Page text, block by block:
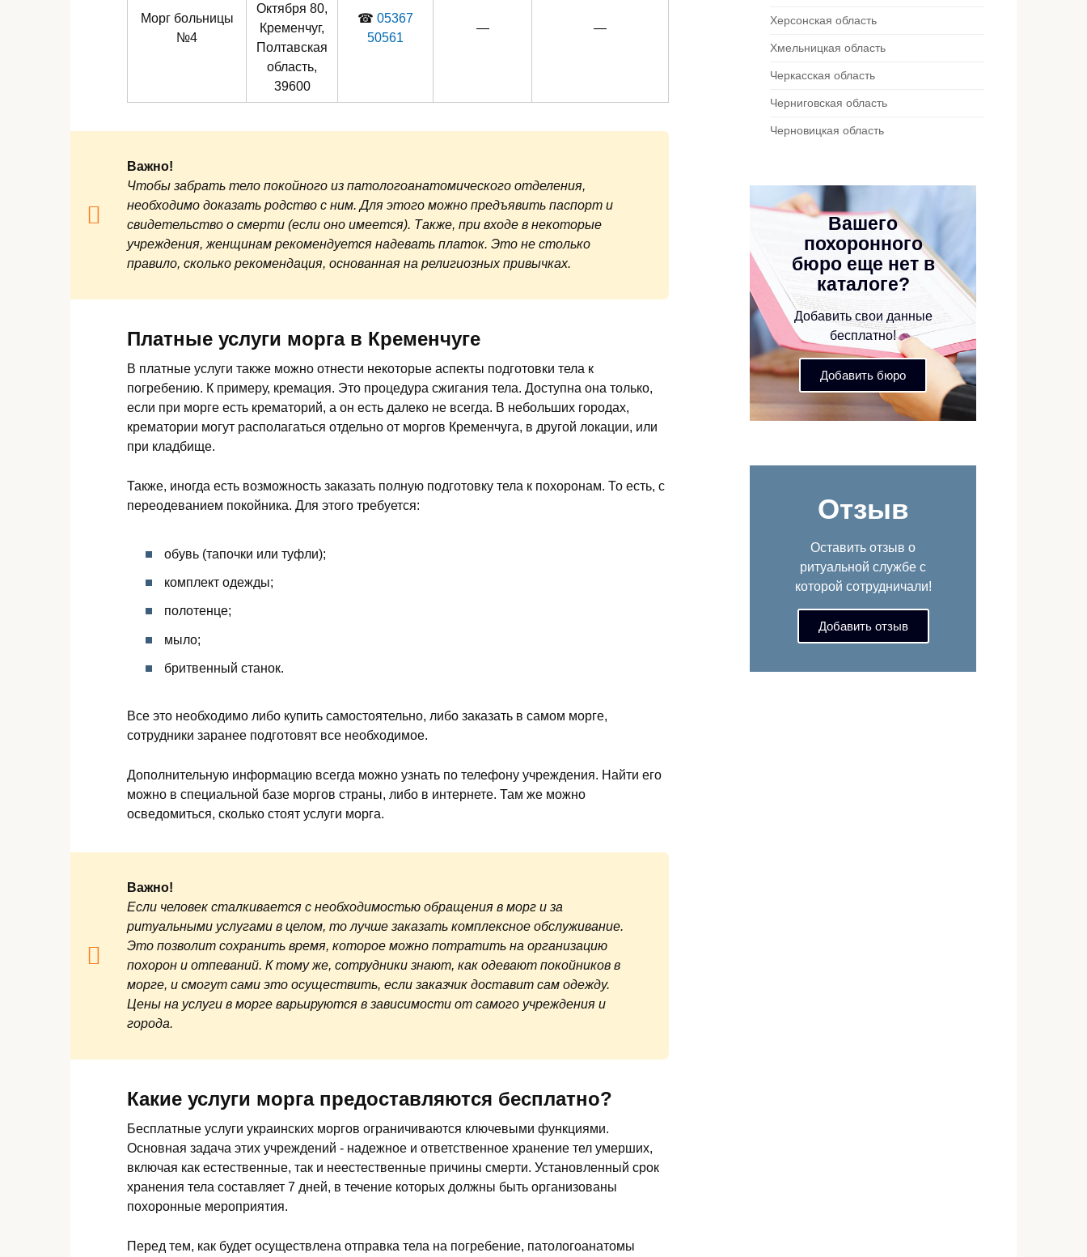
Морг больницы
№4
Октября 80,
Кременчуг,
Полтавская
область,
39600
☎ 05367
50561
— —
Важно!
Чтобы забрать тело покойного из патологоанатомического отделения,
необходимо доказать родство с ним. Для этого можно предъявить паспорт и
свидетельство о смерти (если оно имеется). Также, при входе в некоторые
учреждения, женщинам рекомендуется надевать платок. Это не столько
правило, сколько рекомендация, основанная на религиозных привычках.
Платные услуги морга в Кременчуге
В платные услуги также можно отнести некоторые аспекты подготовки тела к
погребению. К примеру, кремация. Это процедура сжигания тела. Доступна она только,
если при морге есть крематорий, а он есть далеко не всегда. В небольших городах,
крематории могут располагаться отдельно от моргов Кременчуга, в другой локации, или
при кладбище.
Также, иногда есть возможность заказать полную подготовку тела к похоронам. То есть, с
переодеванием покойника. Для этого требуется:
обувь (тапочки или туфли);
комплект одежды;
полотенце;
мыло;
бритвенный станок.
Все это необходимо либо купить самостоятельно, либо заказать в самом морге,
сотрудники заранее подготовят все необходимое.
Дополнительную информацию всегда можно узнать по телефону учреждения. Найти его
можно в специальной базе моргов страны, либо в интернете. Там же можно
осведомиться, сколько стоят услуги морга.
Важно!
Если человек сталкивается с необходимостью обращения в морг и за
ритуальными услугами в целом, то лучше заказать комплексное обслуживание.
Это позволит сохранить время, которое можно потратить на организацию
похорон и отпеваний. К тому же, сотрудники знают, как одевают покойников в
морге, и смогут сами это осуществить, если заказчик доставит сам одежду.
Цены на услуги в морге варьируются в зависимости от самого учреждения и
города.
Какие услуги морга предоставляются бесплатно?
Бесплатные услуги украинских моргов ограничиваются ключевыми функциями.
Основная задача этих учреждений - надежное и ответственное хранение тел умерших,
включая как естественные, так и неестественные причины смерти. Установленный срок
хранения тела составляет 7 дней, в течение которых должны быть организованы
похоронные мероприятия.
Перед тем, как будет осуществлена отправка тела на погребение, патологоанатомы
Херсонская область
Хмельницкая область
Черкасская область
Черниговская область
Черновицкая область
Вашего
похоронного
бюро еще нет в
каталоге?
Добавить свои данные
бесплатно!
Добавить бюро
Отзыв
Оставить отзыв о
ритуальной службе с
которой сотрудничали!
Добавить отзыв